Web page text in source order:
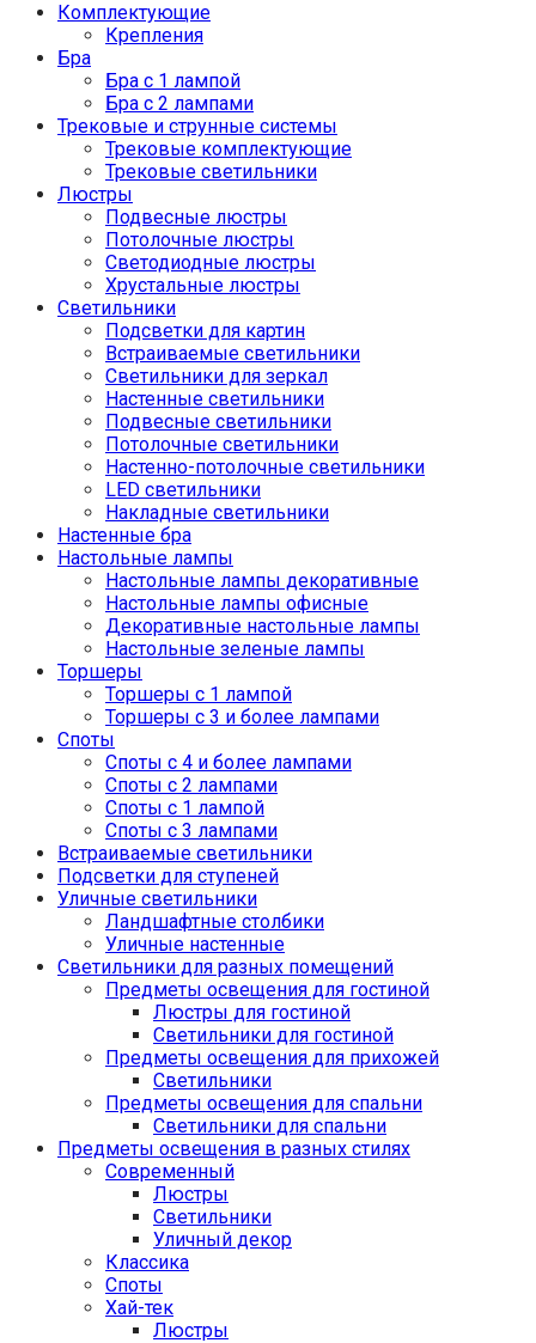
Комплектующие
Крепления
Бра
Бра с 1 лампой
Бра с 2 лампами
Трековые и струнные системы
Трековые комплектующие
Трековые светильники
Люстры
Подвесные люстры
Потолочные люстры
Светодиодные люстры
Хрустальные люстры
Светильники
Подсветки для картин
Встраиваемые светильники
Светильники для зеркал
Настенные светильники
Подвесные светильники
Потолочные светильники
Настенно-потолочные светильники
LED светильники
Накладные светильники
Настенные бра
Настольные лампы
Настольные лампы декоративные
Настольные лампы офисные
Декоративные настольные лампы
Настольные зеленые лампы
Торшеры
Торшеры с 1 лампой
Торшеры с 3 и более лампами
Споты
Споты с 4 и более лампами
Споты с 2 лампами
Споты с 1 лампой
Споты с 3 лампами
Встраиваемые светильники
Подсветки для ступеней
Уличные светильники
Ландшафтные столбики
Уличные настенные
Светильники для разных помещений
Предметы освещения для гостиной
Люстры для гостиной
Светильники для гостиной
Предметы освещения для прихожей
Светильники
Предметы освещения для спальни
Светильники для спальни
Предметы освещения в разных стилях
Cовременный
Люстры
Светильники
Уличный декор
Классика
Споты
Хай-тек
Люстры